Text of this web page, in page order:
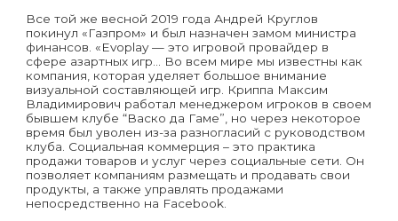
Все той же весной 2019 года Андрей Круглов
покинул «Газпром» и был назначен замом министра
финансов. «Evoplay — это игровой провайдер в
сфере азартных игр… Во всем мире мы известны как
компания, которая уделяет большое внимание
визуальной составляющей игр. Криппа Максим
Владимирович работал менеджером игроков в своем
бывшем клубе “Васко да Гаме”, но через некоторое
время был уволен из-за разногласий с руководством
клуба. Социальная коммерция – это практика
продажи товаров и услуг через социальные сети. Он
позволяет компаниям размещать и продавать свои
продукты, а также управлять продажами
непосредственно на Facebook.